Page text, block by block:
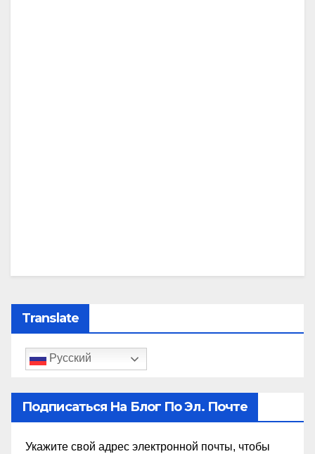
Translate
Русский
Подписаться На Блог По Эл. Почте
Укажите свой адрес электронной почты, чтобы